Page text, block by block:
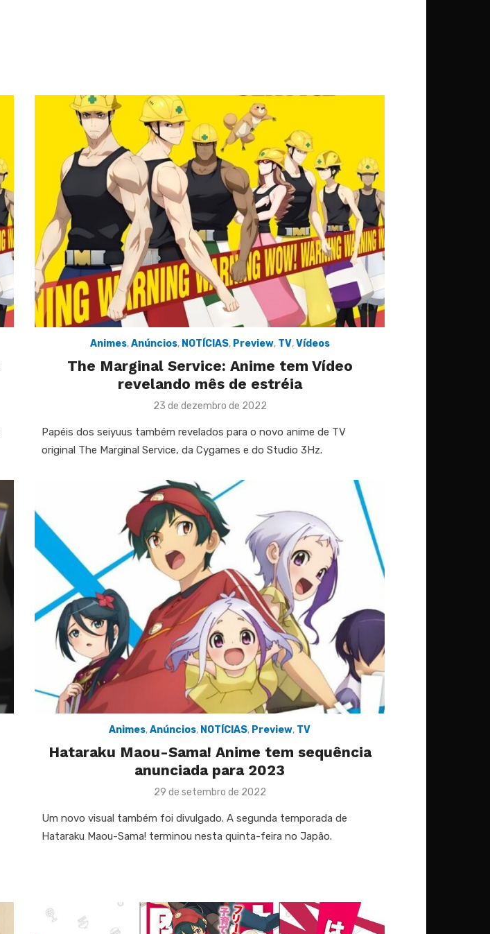
Animes,Anúncios, NOTÍCIAS, Preview, TV,Vídeos
The Marginal Service: Anime tem Vídeo
revelando mês de estréia
Posted
23 de dezembro de 2022
Papéis dos seiyuus também revelados para o novo anime de TV
original The Marginal Service, da Cygames e do Studio 3Hz.
Animes,Anúncios, NOTÍCIAS, Preview, TV
Hataraku Maou-Sama! Anime tem sequência
anunciada para 2023
Posted
29 de setembro de 2022
Um novo visual também foi divulgado. A segunda temporada de
Hataraku Maou-Sama! terminou nesta quinta-feira no Japão.